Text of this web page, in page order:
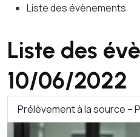
Liste des évènements
Liste des
10/06/2022
Prélèvement à la source –